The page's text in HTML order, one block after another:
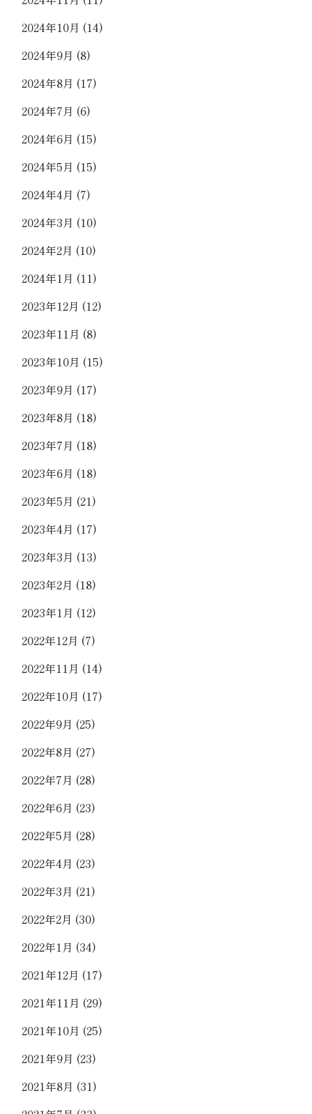
2024年10月 (14)
2024年9月 (8)
2024年8月 (17)
2024年7月 (6)
2024年6月 (15)
2024年5月 (15)
2024年4月 (7)
2024年3月 (10)
2024年2月 (10)
2024年1月 (11)
2023年12月 (12)
2023年11月 (8)
2023年10月 (15)
2023年9月 (17)
2023年8月 (18)
2023年7月 (18)
2023年6月 (18)
2023年5月 (21)
2023年4月 (17)
2023年3月 (13)
2023年2月 (18)
2023年1月 (12)
2022年12月 (7)
2022年11月 (14)
2022年10月 (17)
2022年9月 (25)
2022年8月 (27)
2022年7月 (28)
2022年6月 (23)
2022年5月 (28)
2022年4月 (23)
2022年3月 (21)
2022年2月 (30)
2022年1月 (34)
2021年12月 (17)
2021年11月 (29)
2021年10月 (25)
2021年9月 (23)
2021年8月 (31)